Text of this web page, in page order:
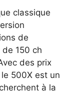
classique
de
150 ch
des prix
500X est un
à la